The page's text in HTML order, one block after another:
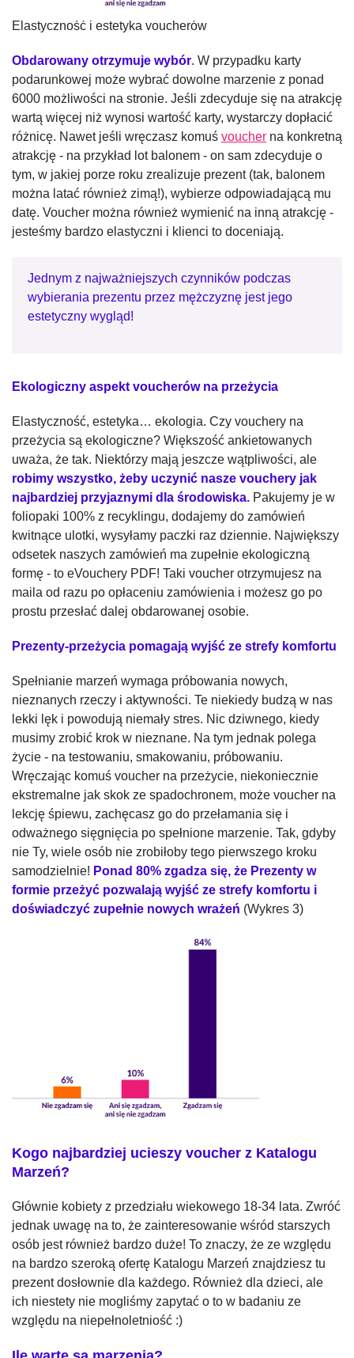
Elastyczność i estetyka voucherów
Obdarowany otrzymuje wybór. W przypadku karty
podarunkowej może wybrać dowolne marzenie z ponad
6000 możliwości na stronie. Jeśli zdecyduje się na atrakcję
wartą więcej niż wynosi wartość karty, wystarczy dopłacić
różnicę. Nawet jeśli wręczasz komuś voucher na konkretną
atrakcję - na przykład lot balonem - on sam zdecyduje o
tym, w jakiej porze roku zrealizuje prezent (tak, balonem
można latać również zimą!), wybierze odpowiadającą mu
datę. Voucher można również wymienić na inną atrakcję -
jesteśmy bardzo elastyczni i klienci to doceniają.
Jednym z najważniejszych czynników podczas
wybierania prezentu przez mężczyznę jest jego
estetyczny wygląd!
Ekologiczny aspekt voucherów na przeżycia
Elastyczność, estetyka… ekologia. Czy vouchery na
przeżycia są ekologiczne? Większość ankietowanych
uważa, że tak. Niektórzy mają jeszcze wątpliwości, ale
robimy wszystko, żeby uczynić nasze vouchery jak
najbardziej przyjaznymi dla środowiska. Pakujemy je w
foliopaki 100% z recyklingu, dodajemy do zamówień
kwitnące ulotki, wysyłamy paczki raz dziennie. Największy
odsetek naszych zamówień ma zupełnie ekologiczną
formę - to eVouchery PDF! Taki voucher otrzymujesz na
maila od razu po opłaceniu zamówienia i możesz go po
prostu przesłać dalej obdarowanej osobie.
Prezenty-przeżycia pomagają wyjść ze strefy komfortu
Spełnianie marzeń wymaga próbowania nowych,
nieznanych rzeczy i aktywności. Te niekiedy budzą w nas
lekki lęk i powodują niemały stres. Nic dziwnego, kiedy
musimy zrobić krok w nieznane. Na tym jednak polega
życie - na testowaniu, smakowaniu, próbowaniu.
Wręczając komuś voucher na przeżycie, niekoniecznie
ekstremalne jak skok ze spadochronem, może voucher na
lekcję śpiewu, zachęcasz go do przełamania się i
odważnego sięgnięcia po spełnione marzenie. Tak, gdyby
nie Ty, wiele osób nie zrobiłoby tego pierwszego kroku
samodzielnie! Ponad 80% zgadza się, że Prezenty w
formie przeżyć pozwalają wyjść ze strefy komfortu i
doświadczyć zupełnie nowych wrażeń (Wykres 3)
Kogo najbardziej ucieszy voucher z Katalogu
Marzeń?
Głównie kobiety z przedziału wiekowego 18-34 lata. Zwróć
jednak uwagę na to, że zainteresowanie wśród starszych
osób jest również bardzo duże! To znaczy, że ze względu
na bardzo szeroką ofertę Katalogu Marzeń znajdziesz tu
prezent dosłownie dla każdego. Również dla dzieci, ale
ich niestety nie mogliśmy zapytać o to w badaniu ze
względu na niepełnoletniość :)